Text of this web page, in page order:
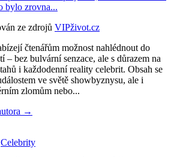
bylo zrovna...
ze zdrojů VIPživot.cz
čtenářům možnost nahlédnout do
– bez bulvární senzace, ale s důrazem na
i každodenní reality celebrit. Obsah se
ve světě showbyznysu, ale i
zlomům nebo...
→
Celebrity